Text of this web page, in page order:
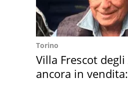
Torino
Villa Frescot
ancora in